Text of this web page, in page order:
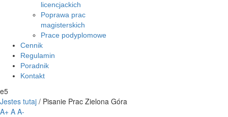
licencjackich
Poprawa prac
magisterskich
Prace podyplomowe
Cennik
Regulamin
Poradnik
Kontakt
e5
Jestes tutaj / Pisanie Prac Zielona Góra
A+ A A-